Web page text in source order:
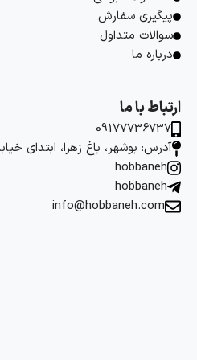
پیگیری سفارش
سوالات متداول
درباره ما
ارتباط با ما
09177736737
آدرس: بوشهر، باغ زهرا، ابتدای
hobbaneh
hobbaneh
info@hobbaneh.com